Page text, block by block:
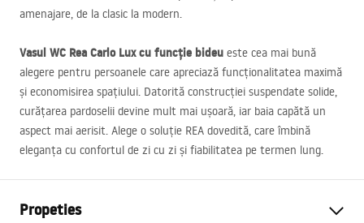
amenajare, de la clasic la modern.
Vasul WC Rea Carlo Lux cu funcție bideu este cea mai bună
alegere pentru persoanele care apreciază funcționalitatea maximă
și economisirea spațiului. Datorită construcției suspendate solide,
curățarea pardoselii devine mult mai ușoară, iar baia capătă un
aspect mai aerisit. Alege o soluție REA dovedită, care îmbină
eleganța cu confortul de zi cu zi și fiabilitatea pe termen lung.
Propeties